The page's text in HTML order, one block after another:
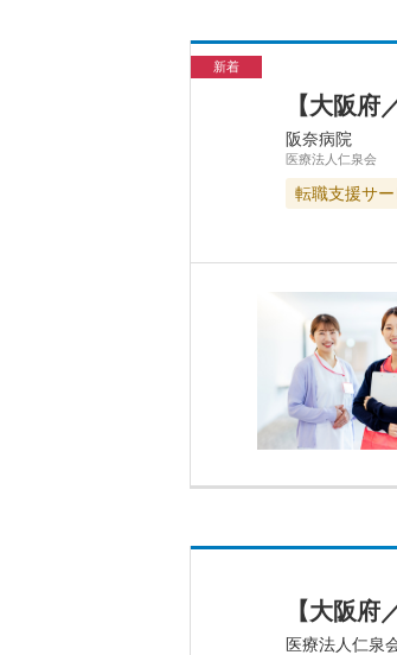
新着
【大阪
阪奈病院
医療法人仁泉会
転職支援サ
【大阪
医療法人仁泉